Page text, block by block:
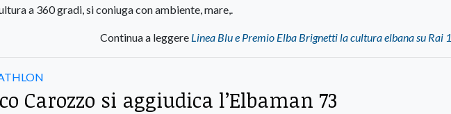
a 360 gradi, si coniuga con ambiente, mare,.
Continua a leggere Linea Blu e Premio Elba Brignetti la cultura elbana su Rai 1
Carozzo si aggiudica l’Elbaman 73